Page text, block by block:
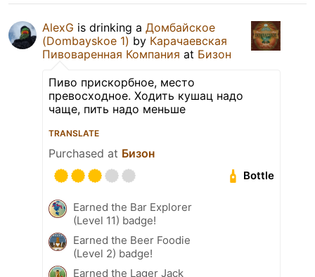
AlexG is drinking a Домбайское
(Dombayskoe 1) by Карачаевская
Пивоваренная Компания at Бизон
Пиво прискорбное, место
превосходное. Ходить кушац надо
чаще, пить надо меньше
TRANSLATE
Purchased at Бизон
Bottle
Earned the Bar Explorer
(Level 11) badge!
Earned the Beer Foodie
(Level 2) badge!
Earned the Lager Jack